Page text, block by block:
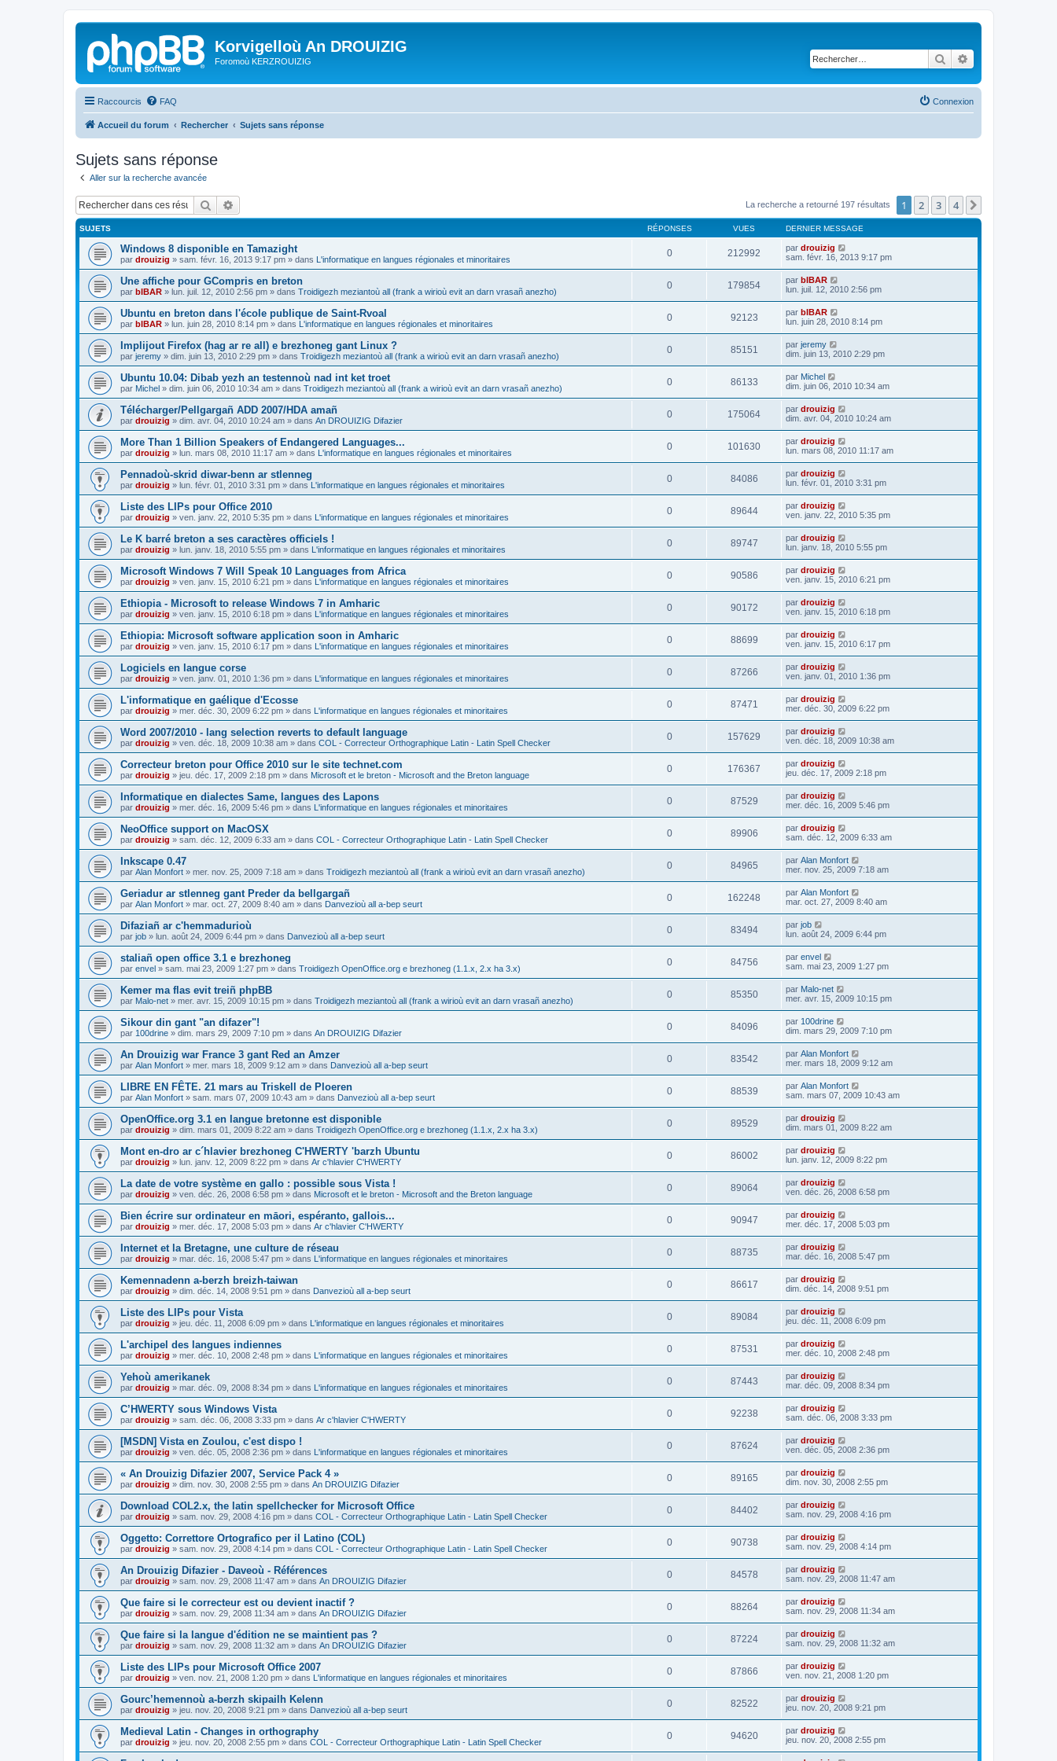
Korvigelloù An DROUIZIG
Foromoù KERZROUIZIG Rechercher
Raccourcis FAQ Connexion
Accueil du forum Rechercher Sujets sans réponse
Sujets sans réponse
Aller sur la recherche avancée
Rechercher La recherche a retourné 197 résultats 1 2 3 4
SUJETS RÉPONSES VUES DERNIER MESSAGE
Windows 8 disponible en Tamazight
par drouizig » sam. févr. 16, 2013 9:17 pm » dans L'informatique en langues régionales et minoritaires
0 212992 par drouizig
sam. févr. 16, 2013 9:17 pm
Une affiche pour GCompris en breton
par bIBAR » lun. juil. 12, 2010 2:56 pm » dans Troidigezh meziantoù all (frank a wirioù evit an darn vrasañ anezho)
0 179854 par bIBAR
lun. juil. 12, 2010 2:56 pm
Ubuntu en breton dans l'école publique de Saint-Rvoal
par bIBAR » lun. juin 28, 2010 8:14 pm » dans L'informatique en langues régionales et minoritaires
0 92123 par bIBAR
lun. juin 28, 2010 8:14 pm
Implijout Firefox (hag ar re all) e brezhoneg gant Linux ?
par jeremy » dim. juin 13, 2010 2:29 pm » dans Troidigezh meziantoù all (frank a wirioù evit an darn vrasañ anezho)
0 85151 par jeremy
dim. juin 13, 2010 2:29 pm
Ubuntu 10.04: Dibab yezh an testennoù nad int ket troet
par Michel » dim. juin 06, 2010 10:34 am » dans Troidigezh meziantoù all (frank a wirioù evit an darn vrasañ anezho)
0 86133 par Michel
dim. juin 06, 2010 10:34 am
Télécharger/Pellgargañ ADD 2007/HDA amañ
par drouizig » dim. avr. 04, 2010 10:24 am » dans An DROUIZIG Difazier
0 175064 par drouizig
dim. avr. 04, 2010 10:24 am
More Than 1 Billion Speakers of Endangered Languages...
par drouizig » lun. mars 08, 2010 11:17 am » dans L'informatique en langues régionales et minoritaires
0 101630 par drouizig
lun. mars 08, 2010 11:17 am
Pennadoù-skrid diwar-benn ar stlenneg
par drouizig » lun. févr. 01, 2010 3:31 pm » dans L'informatique en langues régionales et minoritaires
0 84086 par drouizig
lun. févr. 01, 2010 3:31 pm
Liste des LIPs pour Office 2010
par drouizig » ven. janv. 22, 2010 5:35 pm » dans L'informatique en langues régionales et minoritaires
0 89644 par drouizig
ven. janv. 22, 2010 5:35 pm
Le K barré breton a ses caractères officiels !
par drouizig » lun. janv. 18, 2010 5:55 pm » dans L'informatique en langues régionales et minoritaires
0 89747 par drouizig
lun. janv. 18, 2010 5:55 pm
Microsoft Windows 7 Will Speak 10 Languages from Africa
par drouizig » ven. janv. 15, 2010 6:21 pm » dans L'informatique en langues régionales et minoritaires
0 90586 par drouizig
ven. janv. 15, 2010 6:21 pm
Ethiopia - Microsoft to release Windows 7 in Amharic
par drouizig » ven. janv. 15, 2010 6:18 pm » dans L'informatique en langues régionales et minoritaires
0 90172 par drouizig
ven. janv. 15, 2010 6:18 pm
Ethiopia: Microsoft software application soon in Amharic
par drouizig » ven. janv. 15, 2010 6:17 pm » dans L'informatique en langues régionales et minoritaires
0 88699 par drouizig
ven. janv. 15, 2010 6:17 pm
Logiciels en langue corse
par drouizig » ven. janv. 01, 2010 1:36 pm » dans L'informatique en langues régionales et minoritaires
0 87266 par drouizig
ven. janv. 01, 2010 1:36 pm
L'informatique en gaélique d'Ecosse
par drouizig » mer. déc. 30, 2009 6:22 pm » dans L'informatique en langues régionales et minoritaires
0 87471 par drouizig
mer. déc. 30, 2009 6:22 pm
Word 2007/2010 - lang selection reverts to default language
par drouizig » ven. déc. 18, 2009 10:38 am » dans COL - Correcteur Orthographique Latin - Latin Spell Checker
0 157629 par drouizig
ven. déc. 18, 2009 10:38 am
Correcteur breton pour Office 2010 sur le site technet.com
par drouizig » jeu. déc. 17, 2009 2:18 pm » dans Microsoft et le breton - Microsoft and the Breton language
0 176367 par drouizig
jeu. déc. 17, 2009 2:18 pm
Informatique en dialectes Same, langues des Lapons
par drouizig » mer. déc. 16, 2009 5:46 pm » dans L'informatique en langues régionales et minoritaires
0 87529 par drouizig
mer. déc. 16, 2009 5:46 pm
NeoOffice support on MacOSX
par drouizig » sam. déc. 12, 2009 6:33 am » dans COL - Correcteur Orthographique Latin - Latin Spell Checker
0 89906 par drouizig
sam. déc. 12, 2009 6:33 am
Inkscape 0.47
par Alan Monfort » mer. nov. 25, 2009 7:18 am » dans Troidigezh meziantoù all (frank a wirioù evit an darn vrasañ anezho)
0 84965 par Alan Monfort
mer. nov. 25, 2009 7:18 am
Geriadur ar stlenneg gant Preder da bellgargañ
par Alan Monfort » mar. oct. 27, 2009 8:40 am » dans Danvezioù all a-bep seurt
0 162248 par Alan Monfort
mar. oct. 27, 2009 8:40 am
Difaziañ ar c'hemmadurioù
par job » lun. août 24, 2009 6:44 pm » dans Danvezioù all a-bep seurt
0 83494 par job
lun. août 24, 2009 6:44 pm
staliañ open office 3.1 e brezhoneg
par envel » sam. mai 23, 2009 1:27 pm » dans Troidigezh OpenOffice.org e brezhoneg (1.1.x, 2.x ha 3.x)
0 84756 par envel
sam. mai 23, 2009 1:27 pm
Kemer ma flas evit treiñ phpBB
par Malo-net » mer. avr. 15, 2009 10:15 pm » dans Troidigezh meziantoù all (frank a wirioù evit an darn vrasañ anezho)
0 85350 par Malo-net
mer. avr. 15, 2009 10:15 pm
Sikour din gant "an difazer"!
par 100drine » dim. mars 29, 2009 7:10 pm » dans An DROUIZIG Difazier
0 84096 par 100drine
dim. mars 29, 2009 7:10 pm
An Drouizig war France 3 gant Red an Amzer
par Alan Monfort » mer. mars 18, 2009 9:12 am » dans Danvezioù all a-bep seurt
0 83542 par Alan Monfort
mer. mars 18, 2009 9:12 am
LIBRE EN FÊTE. 21 mars au Triskell de Ploeren
par Alan Monfort » sam. mars 07, 2009 10:43 am » dans Danvezioù all a-bep seurt
0 88539 par Alan Monfort
sam. mars 07, 2009 10:43 am
OpenOffice.org 3.1 en langue bretonne est disponible
par drouizig » dim. mars 01, 2009 8:22 am » dans Troidigezh OpenOffice.org e brezhoneg (1.1.x, 2.x ha 3.x)
0 89529 par drouizig
dim. mars 01, 2009 8:22 am
Mont en-dro ar c´hlavier brezhoneg C'HWERTY 'barzh Ubuntu
par drouizig » lun. janv. 12, 2009 8:22 pm » dans Ar c'hlavier C'HWERTY
0 86002 par drouizig
lun. janv. 12, 2009 8:22 pm
La date de votre système en gallo : possible sous Vista !
par drouizig » ven. déc. 26, 2008 6:58 pm » dans Microsoft et le breton - Microsoft and the Breton language
0 89064 par drouizig
ven. déc. 26, 2008 6:58 pm
Bien écrire sur ordinateur en māori, espéranto, gallois...
par drouizig » mer. déc. 17, 2008 5:03 pm » dans Ar c'hlavier C'HWERTY
0 90947 par drouizig
mer. déc. 17, 2008 5:03 pm
Internet et la Bretagne, une culture de réseau
par drouizig » mar. déc. 16, 2008 5:47 pm » dans L'informatique en langues régionales et minoritaires
0 88735 par drouizig
mar. déc. 16, 2008 5:47 pm
Kemennadenn a-berzh breizh-taiwan
par drouizig » dim. déc. 14, 2008 9:51 pm » dans Danvezioù all a-bep seurt
0 86617 par drouizig
dim. déc. 14, 2008 9:51 pm
Liste des LIPs pour Vista
par drouizig » jeu. déc. 11, 2008 6:09 pm » dans L'informatique en langues régionales et minoritaires
0 89084 par drouizig
jeu. déc. 11, 2008 6:09 pm
L'archipel des langues indiennes
par drouizig » mer. déc. 10, 2008 2:48 pm » dans L'informatique en langues régionales et minoritaires
0 87531 par drouizig
mer. déc. 10, 2008 2:48 pm
Yehoù amerikanek
par drouizig » mar. déc. 09, 2008 8:34 pm » dans L'informatique en langues régionales et minoritaires
0 87443 par drouizig
mar. déc. 09, 2008 8:34 pm
C’HWERTY sous Windows Vista
par drouizig » sam. déc. 06, 2008 3:33 pm » dans Ar c'hlavier C'HWERTY
0 92238 par drouizig
sam. déc. 06, 2008 3:33 pm
[MSDN] Vista en Zoulou, c'est dispo !
par drouizig » ven. déc. 05, 2008 2:36 pm » dans L'informatique en langues régionales et minoritaires
0 87624 par drouizig
ven. déc. 05, 2008 2:36 pm
« An Drouizig Difazier 2007, Service Pack 4 »
par drouizig » dim. nov. 30, 2008 2:55 pm » dans An DROUIZIG Difazier
0 89165 par drouizig
dim. nov. 30, 2008 2:55 pm
Download COL2.x, the latin spellchecker for Microsoft Office
par drouizig » sam. nov. 29, 2008 4:16 pm » dans COL - Correcteur Orthographique Latin - Latin Spell Checker
0 84402 par drouizig
sam. nov. 29, 2008 4:16 pm
Oggetto: Correttore Ortografico per il Latino (COL)
par drouizig » sam. nov. 29, 2008 4:14 pm » dans COL - Correcteur Orthographique Latin - Latin Spell Checker
0 90738 par drouizig
sam. nov. 29, 2008 4:14 pm
An Drouizig Difazier - Daveoù - Références
par drouizig » sam. nov. 29, 2008 11:47 am » dans An DROUIZIG Difazier
0 84578 par drouizig
sam. nov. 29, 2008 11:47 am
Que faire si le correcteur est ou devient inactif ?
par drouizig » sam. nov. 29, 2008 11:34 am » dans An DROUIZIG Difazier
0 88264 par drouizig
sam. nov. 29, 2008 11:34 am
Que faire si la langue d'édition ne se maintient pas ?
par drouizig » sam. nov. 29, 2008 11:32 am » dans An DROUIZIG Difazier
0 87224 par drouizig
sam. nov. 29, 2008 11:32 am
Liste des LIPs pour Microsoft Office 2007
par drouizig » ven. nov. 21, 2008 1:20 pm » dans L'informatique en langues régionales et minoritaires
0 87866 par drouizig
ven. nov. 21, 2008 1:20 pm
Gourc’hemennoù a-berzh skipailh Kelenn
par drouizig » jeu. nov. 20, 2008 9:21 pm » dans Danvezioù all a-bep seurt
0 82522 par drouizig
jeu. nov. 20, 2008 9:21 pm
Medieval Latin - Changes in orthography
par drouizig » jeu. nov. 20, 2008 2:55 pm » dans COL - Correcteur Orthographique Latin - Latin Spell Checker
0 94620 par drouizig
jeu. nov. 20, 2008 2:55 pm